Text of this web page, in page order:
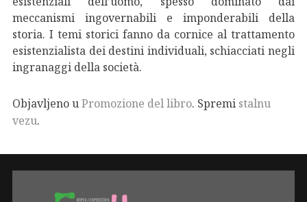
meccanismi ingovernabili e imponderabili della
storia. I temi storici fanno da cornice al trattamento
esistenzialista dei destini individuali, schiacciati negli
ingranaggi della società.
Objavljeno uPromozione del libro. Spremi stalnu
vezu.